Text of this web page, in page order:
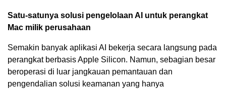
Satu-satunya solusi pengelolaan AI untuk perangkat
Mac milik perusahaan
Semakin banyak aplikasi AI bekerja secara langsung pada
perangkat berbasis Apple Silicon. Namun, sebagian besar
beroperasi di luar jangkauan pemantauan dan
pengendalian solusi keamanan yang hanya